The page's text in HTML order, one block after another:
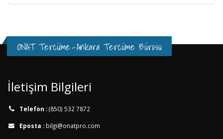
ONAT Tercüme-Ankara Tercüme Bürosu
İletişim Bilgileri
Telefon :(850) 532 7872
Eposta : bilgi@onatpro.com